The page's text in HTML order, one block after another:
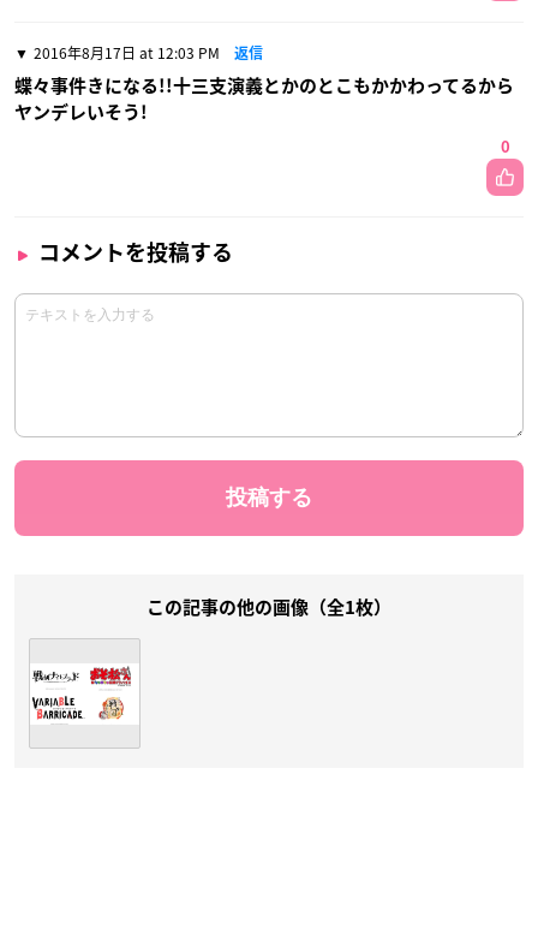
2016年8月17日 at 12:03 PM 返信
蝶々事件きになる!!十三支演義とかのとこもかかわってるから
ヤンデレいそう!
0
コメントを投稿する
この記事の他の画像（全1枚）